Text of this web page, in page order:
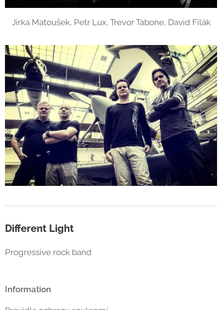
Jirka Matoušek, Petr Lux, Trevor Tabone, David Filák
Different Light
Progressive rock band
Information